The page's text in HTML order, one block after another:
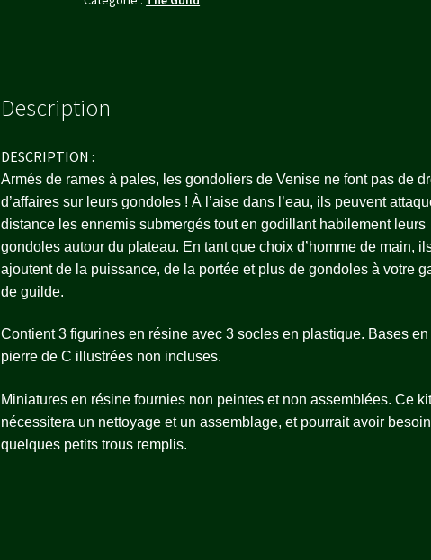
Description
DESCRIPTION :
Armés de rames à pales, les gondoliers de Venise ne font pas de
d’affaires sur leurs gondoles ! À l’aise dans l’eau, ils peuvent
distance les ennemis submergés tout en godillant habilement leurs
gondoles autour du plateau. En tant que choix d’homme de main,
ajoutent de la puissance, de la portée et plus de gondoles à votre
de guilde.
Contient 3 figurines en résine avec 3 socles en plastique. Bases en
pierre de C illustrées non incluses.
Miniatures en résine fournies non peintes et non assemblées. Ce kit
nécessitera un nettoyage et un assemblage, et pourrait avoir
quelques petits trous remplis.